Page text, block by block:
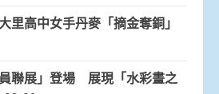
里高中女手丹麥「摘金奪銅」
員聯展」登場 展現「水彩畫之